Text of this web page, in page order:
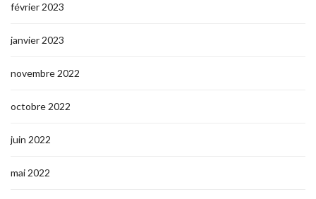
février 2023
janvier 2023
novembre 2022
octobre 2022
juin 2022
mai 2022